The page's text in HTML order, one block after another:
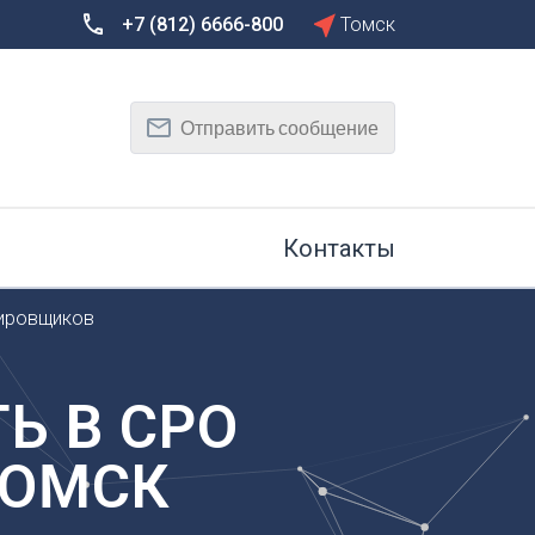
Дону
Тамбов
Тюмень
Ульяновск
Уфа
Х
+7 (812) 6666-800 Томск
Отправить сообщение
Контакты
В СРО